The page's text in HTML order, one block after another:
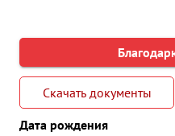
Скачать документы
Дата рождения